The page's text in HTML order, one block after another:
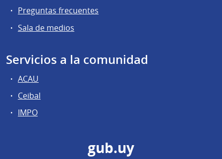
Preguntas frecuentes
Sala de medios
Servicios a la comunidad
ACAU
Ceibal
IMPO
gub.uy